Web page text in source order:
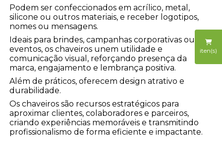
iten(s)
Podem ser confeccionados em acrílico, metal,
silicone ou outros materiais, e receber logotipos,
nomes ou mensagens.
Ideais para brindes, campanhas corporativas ou
eventos, os chaveiros unem utilidade e
comunicação visual, reforçando presença da
marca, engajamento e lembrança positiva.
Além de práticos, oferecem design atrativo e
durabilidade.
Os chaveiros são recursos estratégicos para
aproximar clientes, colaboradores e parceiros,
criando experiências memoráveis e transmitindo
profissionalismo de forma eficiente e impactante.